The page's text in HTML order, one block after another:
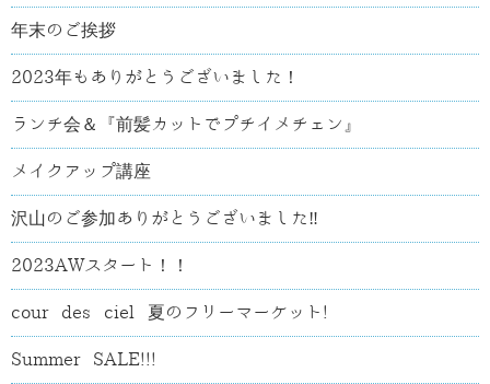
年末のご挨拶
2023年もありがとうございました！
ランチ会＆『前髪カットでプチイメチェン』
メイクアップ講座
沢山のご参加ありがとうございました‼
2023AWスタート！！
cour des ciel 夏のフリーマーケット!
Summer SALE!!!